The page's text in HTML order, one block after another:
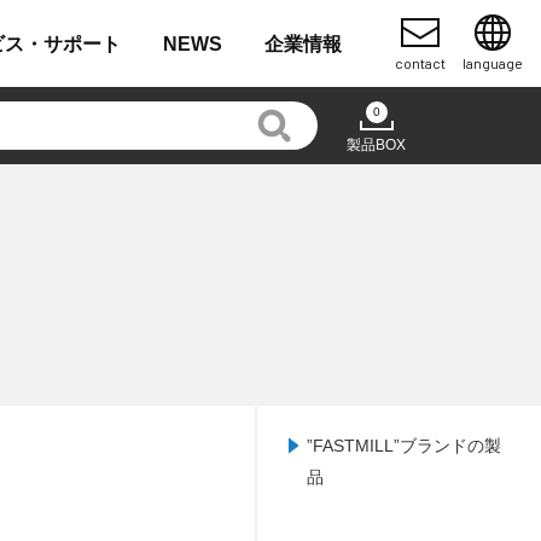
・ サポート NEWS 企業情報
contact language
0
製品BOX
”FASTMILL”ブランドの製
品